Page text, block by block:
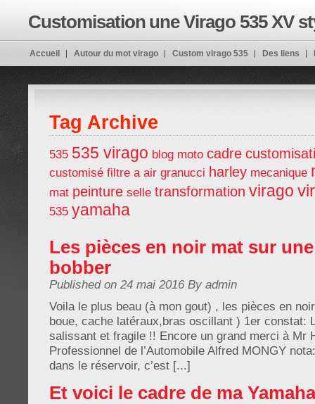
Customisation une Virago 535 XV
customiser en BOBBER
Tag Archive
535 535 virago blog moto cadre
customisé filtre a air granucci harley mecanique
mat peinture selle transformation virago
535 yamaha
Les pièces en noir mat sur
bobber
Published on 24 mai 2016 By admin
Voila le plus beau (à mon gout) , les pièces en
boue, cache latéraux,bras oscillant ) 1er constat:
salissant et fragile !! Encore un grand merci à Mr
Professionnel de l’Automobile Alfred MONGY
dans le réservoir, c’est [...]
Et voici le cadre de ma
Accueil Autour du mot virago Custom virago 535 Des liens